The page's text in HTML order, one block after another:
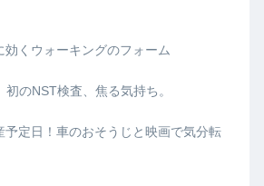
くウォーキングのフォーム
のNST検査、焦る気持ち。
予定日！車のおそうじと映画で気分転